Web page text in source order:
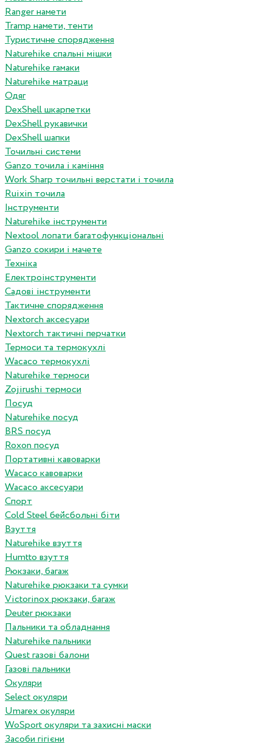
Ranger намети
Tramp намети, тенти
Туристичне спорядження
Naturehike спальні мішки
Naturehike гамаки
Naturehike матраци
Одяг
DexShell шкарпетки
DexShell рукавички
DexShell шапки
Точильні системи
Ganzo точила і каміння
Work Sharp точильні верстати і точила
Ruixin точила
Інструменти
Naturehike інструменти
Nextool лопати багатофункціональні
Ganzo сокири і мачете
Техніка
Електроінструменти
Садові інструменти
Тактичне спорядження
Nextorch аксесуари
Nextorch тактичні перчатки
Термоси та термокухлі
Wacaco термокухлі
Naturehike термоси
Zojirushi термоси
Посуд
Naturehike посуд
BRS посуд
Roxon посуд
Портативні кавоварки
Wacaco кавоварки
Wacaco аксесуари
Спорт
Cold Steel бейсбольні біти
Взуття
Naturehike взуття
Humtto взуття
Рюкзаки, багаж
Naturehike рюкзаки та сумки
Victorinox рюкзаки, багаж
Deuter рюкзаки
Пальники та обладнання
Naturehike пальники
Quest газові балони
Газові пальники
Окуляри
Select окуляри
Umarex окуляри
WoSport окуляри та захисні маски
Засоби гігієни